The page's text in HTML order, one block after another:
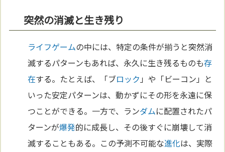
突然の消滅と生き残り
ライフゲームの中には、特定の条件が揃うと突然消
滅するパターンもあれば、永久に生き残るものも存
在する。たとえば、「ブロック 」や「ビーコン」と
いった安定パターンは、動かずにその形を永遠に保
つことができる。一方で、ランダムに配置されたパ
ターンが爆発的に成長し、その後すぐに崩壊して消
滅することもある。この予測不可能な進化は、実際